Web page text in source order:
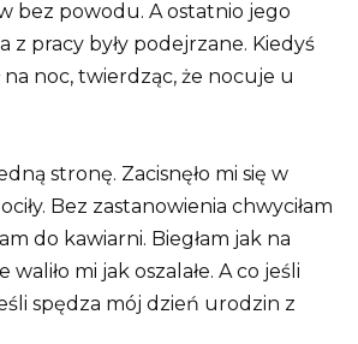
bez powodu. A ostatnio jego
z pracy były podejrzane. Kiedyś
na noc, twierdząc, że nocuje u
stronę. Zacisnęło mi się w
Bez zastanowienia chwyciłam
do kawiarni. Biegłam jak na
mi jak oszalałe. A co jeśli
spędza mój dzień urodzin z